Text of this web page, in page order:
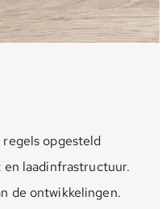
opgesteld
laadinfrastructuur.
de ontwikkelingen.